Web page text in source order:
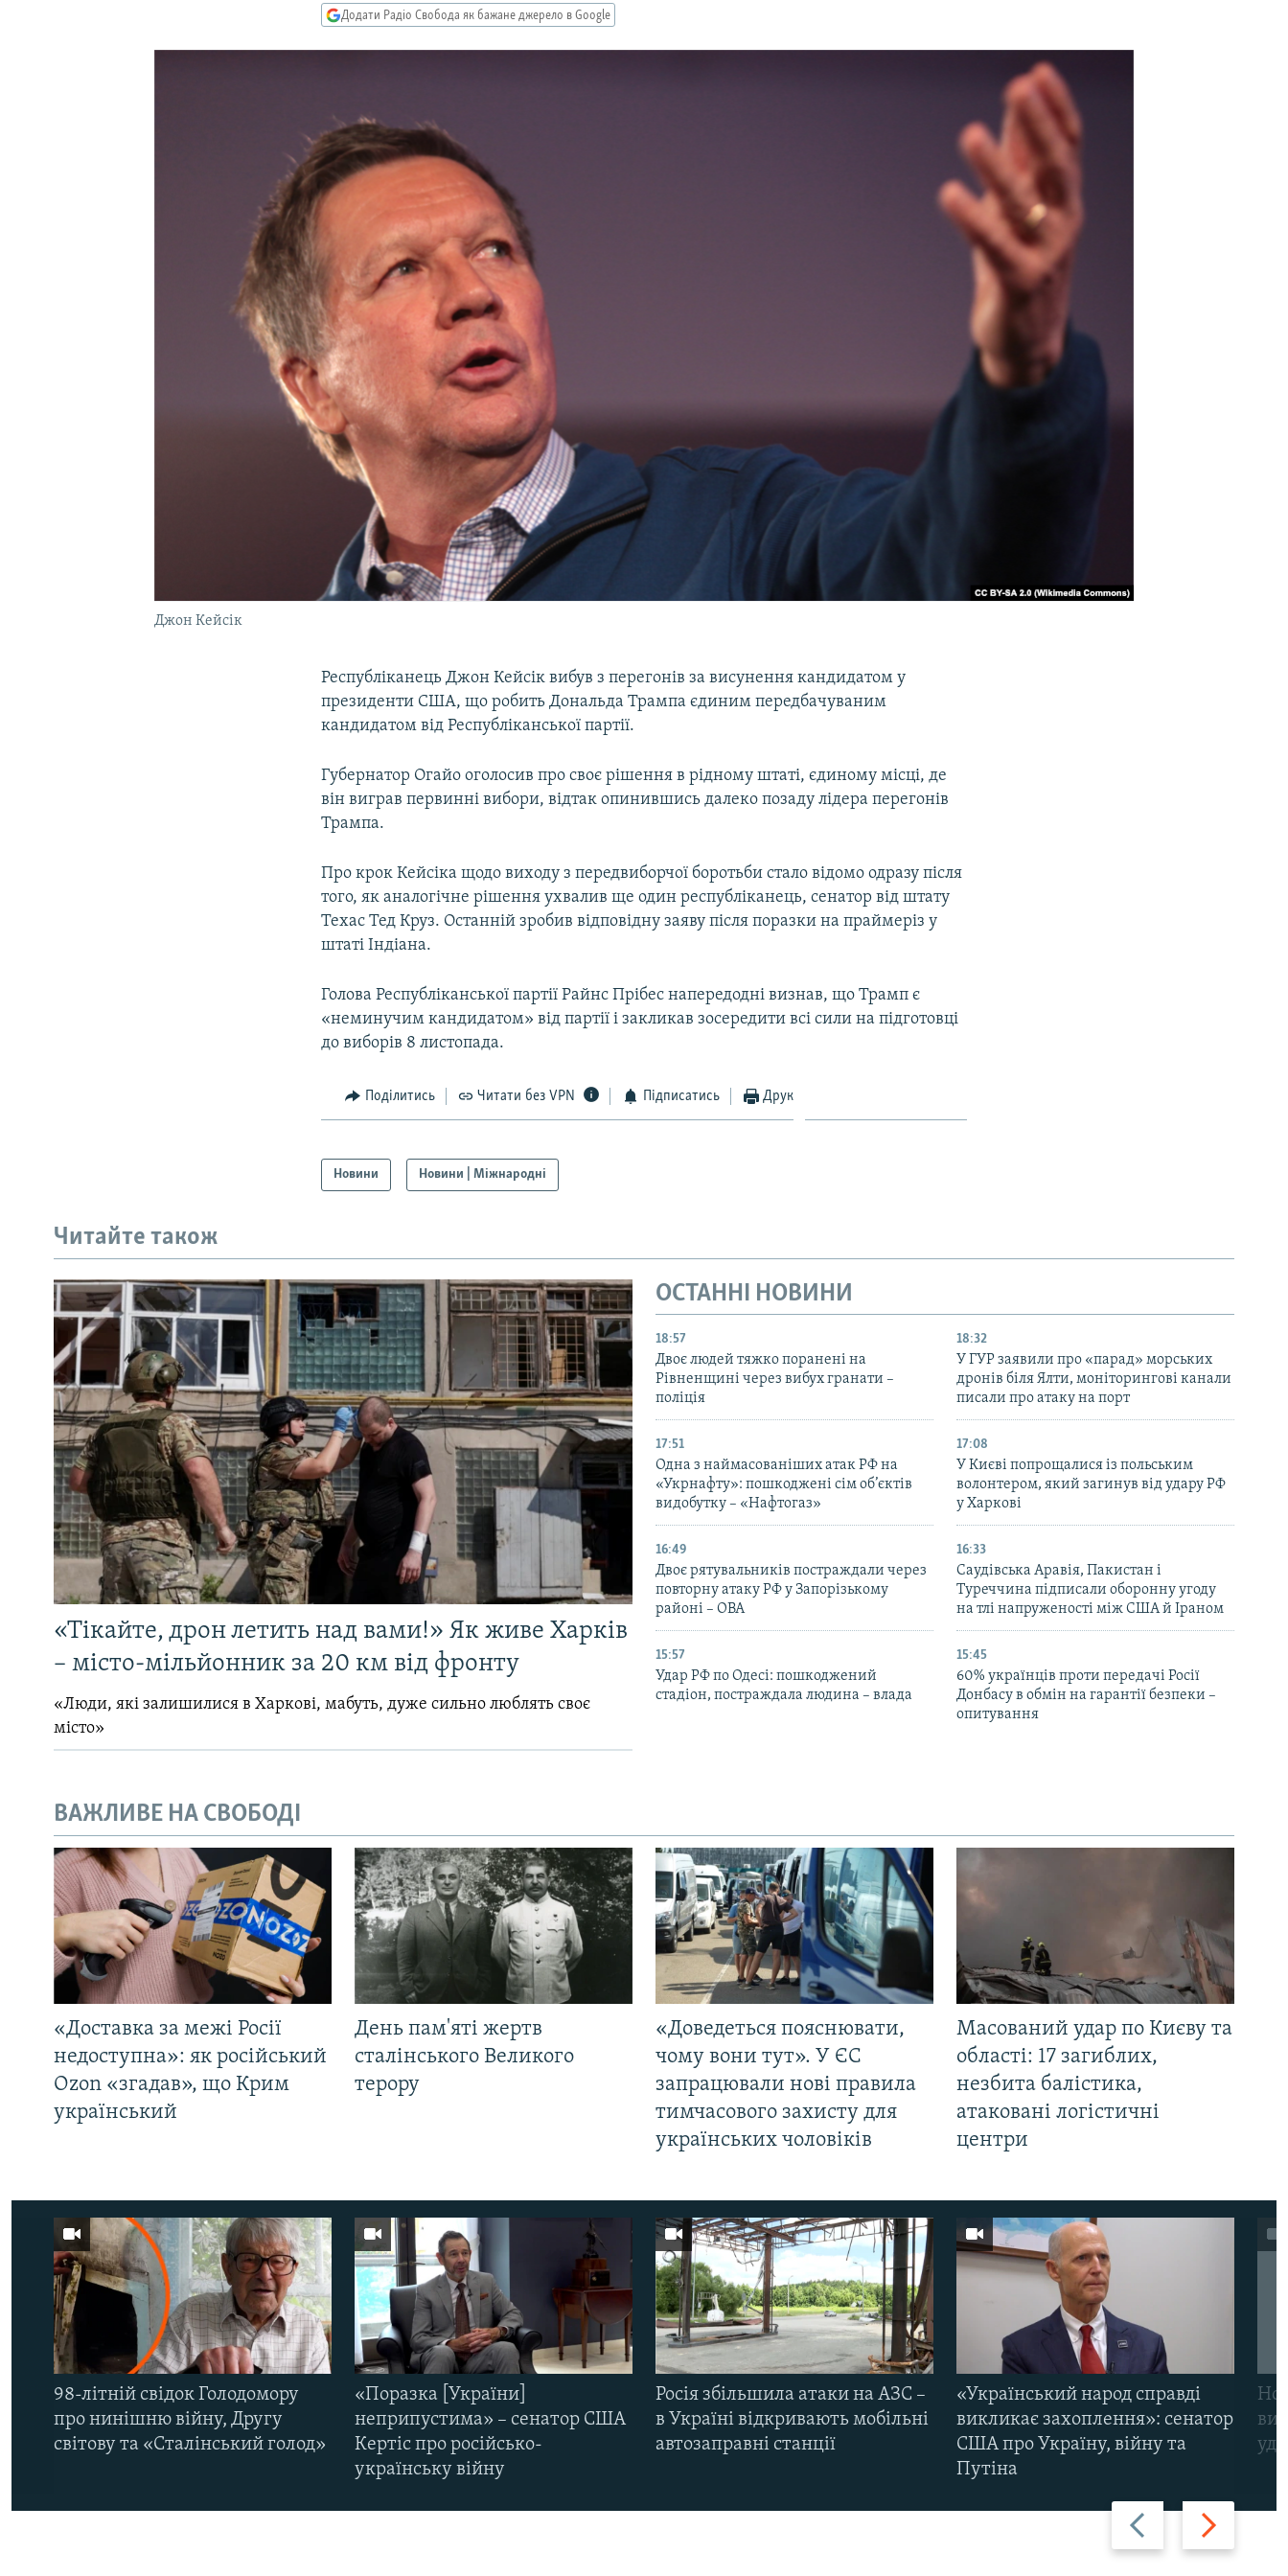
Додати Радіо Свобода як бажане джерело в Google
Джон Кейсік
Республіканець Джон Кейсік вибув з перегонів за висунення кандидатом у
президенти США, що робить Дональда Трампа єдиним передбачуваним
кандидатом від Республіканської партії.
Губернатор Огайо оголосив про своє рішення в рідному штаті, єдиному місці, де
він виграв первинні вибори, відтак опинившись далеко позаду лідера перегонів
Трампа.
Про крок Кейсіка щодо виходу з передвиборчої боротьби стало відомо одразу після
того, як аналогічне рішення ухвалив ще один республіканець, сенатор від штату
Техас Тед Круз. Останній зробив відповідну заяву після поразки на праймеріз у
штаті Індіана.
Голова Республіканської партії Райнс Прібес напередодні визнав, що Трамп є
«неминучим кандидатом» від партії і закликав зосередити всі сили на підготовці
до виборів 8 листопада.
Поділитись Читати без VPN Підписатись Друк
Новини Новини | Міжнародні
Читайте також
«Тікайте, дрон летить над вами!» Як живе Харків
– місто-мільйонник за 20 км від фронту
«Люди, які залишилися в Харкові, мабуть, дуже сильно люблять своє
місто»
ОСТАННІ НОВИНИ
18:57
Двоє людей тяжко поранені на
Рівненщині через вибух гранати –
поліція
18:32
У ГУР заявили про «парад» морських
дронів біля Ялти, моніторингові канали
писали про атаку на порт
17:51
Одна з наймасованіших атак РФ на
«Укрнафту»: пошкоджені сім об’єктів
видобутку – «Нафтогаз»
17:08
У Києві попрощалися із польським
волонтером, який загинув від удару РФ
у Харкові
16:49
Двоє рятувальників постраждали через
повторну атаку РФ у Запорізькому
районі – ОВА
16:33
Саудівська Аравія, Пакистан і
Туреччина підписали оборонну угоду
на тлі напруженості між США й Іраном
15:57
Удар РФ по Одесі: пошкоджений
стадіон, постраждала людина – влада
15:45
60% українців проти передачі Росії
Донбасу в обмін на гарантії безпеки –
опитування
ВАЖЛИВЕ НА СВОБОДІ
«Доставка за межі Росії
недоступна»: як російський
Ozon «згадав», що Крим
український
День пам'яті жертв
сталінського Великого
терору
«Доведеться пояснювати,
чому вони тут». У ЄС
запрацювали нові правила
тимчасового захисту для
українських чоловіків
Масований удар по Києву та
області: 17 загиблих,
незбита балістика,
атаковані логістичні
центри
Назад Вперед
98-літній свідок Голодомору
про нинішню війну, Другу
світову та «Сталінський голод»
«Поразка [України]
неприпустима» – сенатор США
Кертіс про російсько-
українську війну
Росія збільшила атаки на АЗС –
в Україні відкривають мобільні
автозаправні станції
«Український народ справді
викликає захоплення»: сенатор
США про Україну, війну та
Путіна